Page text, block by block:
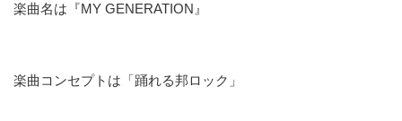
楽曲名は『MY GENERATION』
楽曲コンセプトは「踊れる邦ロック」